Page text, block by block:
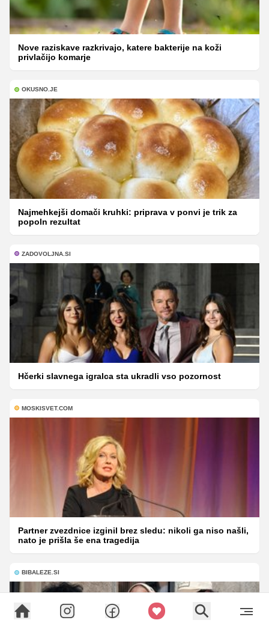
Nove raziskave razkrivajo, katere bakterije na koži
privlačijo komarje
OKUSNO.JE
Najmehkejši domači kruhki: priprava v ponvi je trik za
popoln rezultat
ZADOVOLJNA.SI
Hčerki slavnega igralca sta ukradli vso pozornost
MOSKISVET.COM
Partner zvezdnice izginil brez sledu: nikoli ga niso našli,
nato je prišla še ena tragedija
BIBALEZE.SI